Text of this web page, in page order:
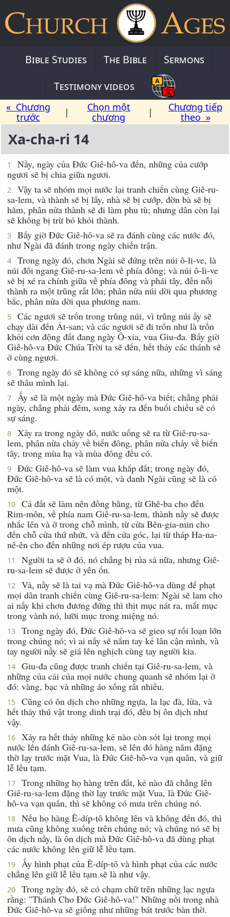
Bible Studies The Bible
Sermons
Testimony videos
« Chương
trước
|
Chọn một
chương
|
Chương tiếp
theo »
Xa-cha-ri 14
1
Nầy, ngày của Ðức Giê-hô-va đến, những của cướp
ngươi sẽ bị chia giữa ngươi.
2
Vậy ta sẽ nhóm mọi nước lại tranh chiến cùng Giê-ru-
sa-lem, và thành sẽ bị lấy, nhà sẽ bị cướp, đờn bà sẽ bị
hãm, phân nửa thành sẽ đi làm phu tù; nhưng dân còn lại
sẽ không bị trừ bỏ khỏi thành.
3
Bấy giờ Ðức Giê-hô-va sẽ ra đánh cùng các nước đó,
như Ngài đã đánh trong ngày chiến trận.
4
Trong ngày đó, chơn Ngài sẽ đứng trên núi ô-li-ve, là
núi đối ngang Giê-ru-sa-lem về phía đông; và núi ô-li-ve
sẽ bị xé ra chính giữa về phía đông và phái tây, đến nỗi
thành ra một trũng rất lớn; phân nửa núi dời qua phương
bắc, phân nửa dời qua phương nam.
5
Các ngươi sẽ trốn trong trũng núi, vì trũng núi ấy sẽ
chạy dài đến Át-san; và các ngươi sẽ đi trốn như là trốn
khỏi cơn động đất đang ngày Ô-xia, vua Giu-đa. Bấy giờ
Giê-hô-va Ðức Chúa Trời ta sẽ đến, hết thảy các thánh sẽ
ở cùng ngươi.
6
Trong ngày đó sẽ không có sự sáng nữa, những vì sáng
sẽ thâu mình lại.
7
Ấy sẽ là một ngày mà Ðức Giê-hô-va biết; chẳng phải
ngày, chẳng phải đêm, song xảy ra đến buổi chiều sẽ có
sự sáng.
8
Xảy ra trong ngày đó, nước uống sẽ ra từ Giê-ru-sa-
lem, phân nửa chảy về biển đông, phân nửa chảy về biển
tây, trong mùa hạ và mùa đông đều có.
9
Ðức Giê-hô-va sẽ làm vua khắp đất; trong ngày đó,
Ðức Giê-hô-va sẽ là có một, và danh Ngài cũng sẽ là có
một.
10
Cả đất sẽ làm nên đồng bằng, từ Ghê-ba cho đến
Rim-môn, về phía nam Giê-ru-sa-lem, thành nầy sẽ được
nhắc lên và ở trong chỗ mình, từ cửa Bên-gia-min cho
đến chỗ cửa thứ nhứt, và đến cửa góc, lại từ tháp Ha-na-
nê-ên cho đến những nơi ép rượu của vua.
11
Người ta sẽ ở đó, nó chẳng bị rủa sả nữa, nhưng Giê-
ru-sa-lem sẽ được ở yên ổn.
12
Vả, nầy sẽ là tai vạ mà Ðức Giê-hô-va dùng để phạt
mọi dân tranh chiến cùng Giê-ru-sa-lem: Ngài sẽ lam cho
ai nấy khi chơn đương đứng thì thịt mục nát ra, mắt mục
trong vành nó, lưỡi mục trong miệng nó.
13
Trong ngày đó, Ðức Giê-hô-va sẽ gieo sự rối loạn lớn
trong chúng nó; vì ai nấy sẽ nắm tay kẻ lân cận mình, và
tay người nầy sẽ giá lên nghịch cùng tay người kia.
14
Giu-đa cũng được tranh chiến tại Giê-ru-sa-lem, và
những của cải của mọi nước chung quanh sẽ nhóm lại ở
đó: vàng, bạc và những áo xống rất nhiều.
15
Cũng có ôn dịch cho những ngựa, la lạc đà, lửa, và
hết thảy thú vật trong dinh trại đó, đều bị ôn dịch như
vậy.
16
Xảy ra hết thảy những kẻ nào còn sót lại trong mọi
nước lên đánh Giê-ru-sa-lem, sẽ lên đó hàng năm đặng
thờ lạy trước mặt Vua, là Ðức Giê-hô-va vạn quân, và giữ
lễ lều tạm.
17
Trong những họ hàng trên đất, kẻ nào đã chẳng lên
Giê-ru-sa-lem đặng thờ lạy trước mặt Vua, là Ðức Giê-
hô-va vạn quân, thì sẽ không có mưa trên chúng nó.
18
Nếu họ hàng Ê-díp-tô không lên và không đến đó, thì
mưa cũng không xuống trên chúng nó; và chúng nó sẽ bị
ôn dịch nầy, là ôn dịch mà Ðức Giê-hô-va đã dùng phạt
các nước không lên giữ lễ lều tạm.
19
Ấy hình phạt của Ê-díp-tô và hình phạt của các nước
chẳng lên giữ lễ lều tạm sẽ là như vậy.
20
Trong ngày đó, sẽ có chạm chữ trên những lạc ngựa
rằng: "Thánh Cho Ðức Giê-hô-va!" Những nồi trong nhà
Ðức Giê-hô-va sẽ giống như những bát trước bàn thờ.